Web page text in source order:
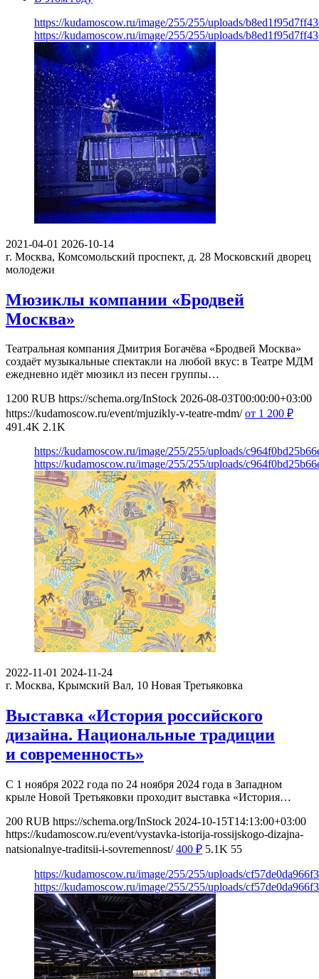
https://kudamoscow.ru/image/255/255/uploads/
https://kudamoscow.ru/image/255/255/uploads/
2021-04-01 2026-10-14
г. Москва, Комсомольский проспект, д. 28 Московский дворец
молодежи
Мюзиклы компании «Бродвей
Москва»
Театральная компания Дмитрия Богачёва «Бродвей Москва»
создаёт музыкальные спектакли на любой вкус: в Театре МДМ
ежедневно идёт мюзикл из песен группы…
1200 RUB https://schema.org/InStock 2026-08-03T00:00:00+03:00
https://kudamoscow.ru/event/mjuzikly-v-teatre-mdm/ от 1 200 ₽
491.4K 2.1K
https://kudamoscow.ru/image/255/255/uploads/
https://kudamoscow.ru/image/255/255/uploads/
2022-11-01 2024-11-24
г. Москва, Крымский Вал, 10 Новая Третьяковка
Выставка «История российского
дизайна. Национальные традиции
и современность»
С 1 ноября 2022 года по 24 ноября 2024 года в Западном
крыле Новой Третьяковки проходит выставка «История…
200 RUB https://schema.org/InStock 2024-10-15T14:13:00+03:00
https://kudamoscow.ru/event/vystavka-istorija-rossijskogo-dizajna-
natsionalnye-traditsii-i-sovremennost/ 400 ₽ 5.1K 55
https://kudamoscow.ru/image/255/255/uploads/
https://kudamoscow.ru/image/255/255/uploads/